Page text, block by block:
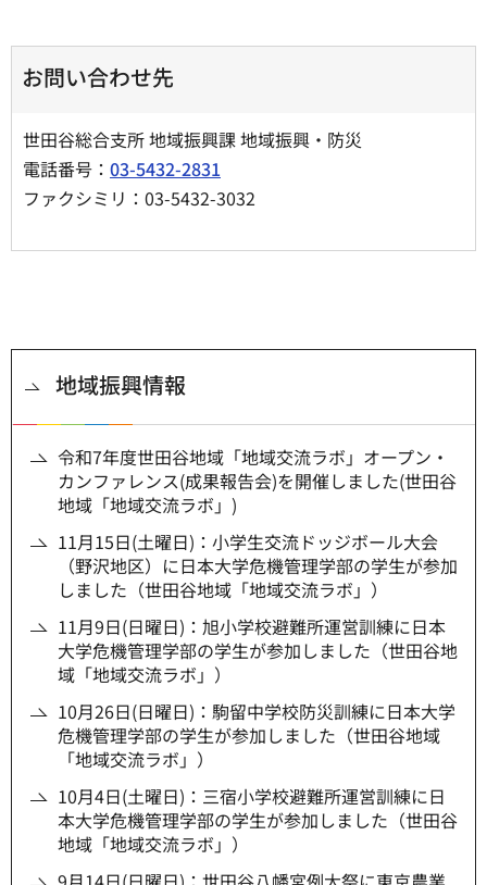
お問い合わせ先
世田谷総合支所 地域振興課 地域振興・防災
電話番号： 03-5432-2831
ファクシミリ：03-5432-3032
地域振興情報
令和7年度世田谷地域「地域交流ラボ」オープン・
カンファレンス(成果報告会)を開催しました(世田谷
地域「地域交流ラボ」)
11月15日(土曜日)：小学生交流ドッジボール大会
（野沢地区）に日本大学危機管理学部の学生が参加
しました（世田谷地域「地域交流ラボ」）
11月9日(日曜日)：旭小学校避難所運営訓練に日本
大学危機管理学部の学生が参加しました（世田谷地
域「地域交流ラボ」）
10月26日(日曜日)：駒留中学校防災訓練に日本大学
危機管理学部の学生が参加しました（世田谷地域
「地域交流ラボ」）
10月4日(土曜日)：三宿小学校避難所運営訓練に日
本大学危機管理学部の学生が参加しました（世田谷
地域「地域交流ラボ」）